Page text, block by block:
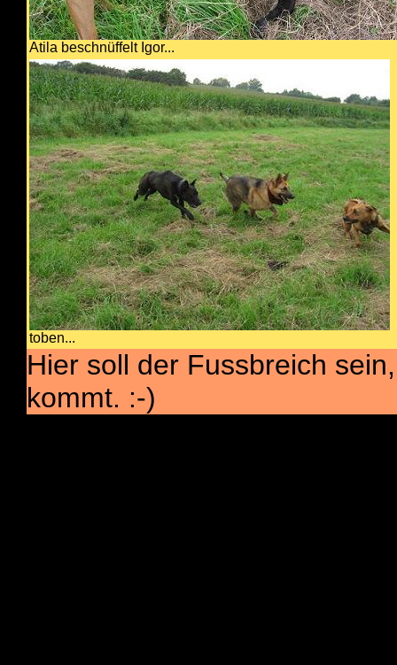
Atila beschnüffelt Igor...
toben...
Hier soll der Fussbreich
kommt. :-)